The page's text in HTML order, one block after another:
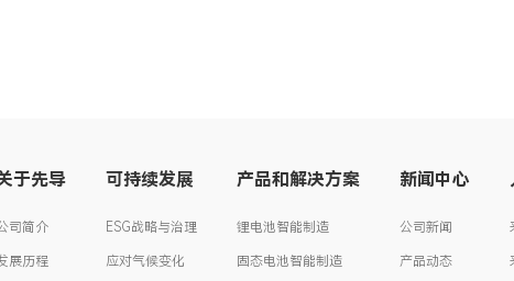
于先导
司简介
展历程
可持续发展
ESG战略与治理
应对气候变化
产品和解决方案
锂电池智能制造
固态电池智能制造
新闻中心
公司新闻
产品动态